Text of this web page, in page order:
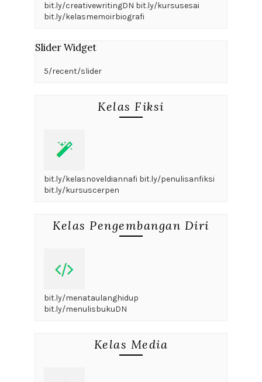
bit.ly/creativewritingDN bit.ly/kursusesai
bit.ly/kelasmemoirbiografi
Slider Widget
5/recent/slider
Kelas Fiksi
bit.ly/kelasnoveldiannafi bit.ly/penulisanfiksi
bit.ly/kursuscerpen
Kelas Pengembangan Diri
bit.ly/menataulanghidup
bit.ly/menulisbukuDN
Kelas Media